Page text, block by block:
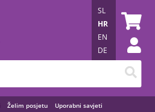
Želim posjetu Uporabni savjeti
SL
HR
EN
DE